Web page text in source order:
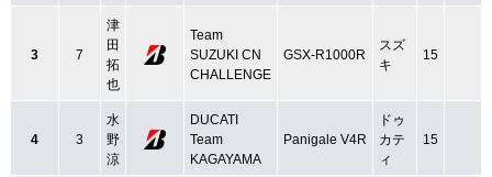
3 7
津
田
拓
也
Team
SUZUKI CN
CHALLENGE
GSX-R1000R
スズ
キ
15
4 3
水
野
涼
DUCATI
Team
KAGAYAMA
Panigale V4R
ドゥ
カテ
ィ
15